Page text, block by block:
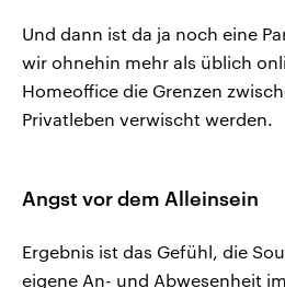
Und dann ist da ja noch eine
wir ohnehin mehr als üblich
Homeoffice die Grenzen
Privatleben verwischt werden.
Angst vor dem Alleinsein
Ergebnis ist das Gefühl, die
eigene An- und Abwesenheit